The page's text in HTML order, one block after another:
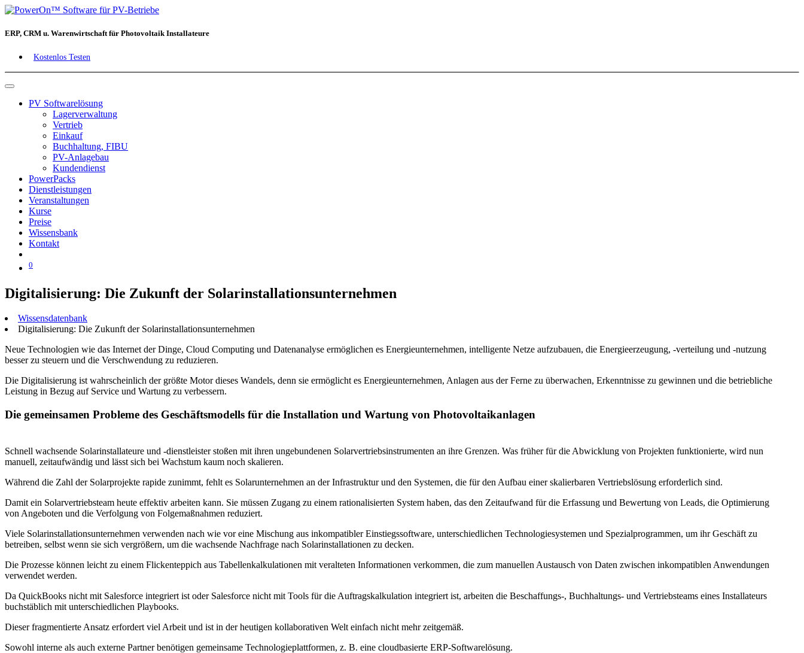
ERP, CRM u. Warenwirtschaft für Photovoltaik Installateure
Kostenlos Testen
PV Softwarelösung
Lagerverwaltung
Vertrieb
Einkauf
Buchhaltung, FIBU
PV-Anlagebau
Kundendienst
PowerPacks
Dienstleistungen
Veranstaltungen
Kurse
Preise
Wissensbank
Kontakt
0
Digitalisierung: Die Zukunft der Solarinstallationsunternehmen
Wissensdatenbank
Digitalisierung: Die Zukunft der Solarinstallationsunternehmen
Neue Technologien wie das Internet der Dinge, Cloud Computing und Datenanalyse ermöglichen es Energieunternehmen, intelligente Netze aufzubauen, die Energieerzeugung, -verteilung und -nutzung
besser zu steuern und die Verschwendung zu reduzieren.
Die Digitalisierung ist wahrscheinlich der größte Motor dieses Wandels, denn sie ermöglicht es Energieunternehmen, Anlagen aus der Ferne zu überwachen, Erkenntnisse zu gewinnen und die betriebliche
Leistung in Bezug auf Service und Wartung zu verbessern.
Die gemeinsamen Probleme des Geschäftsmodells für die Installation und Wartung von Photovoltaikanlagen
Schnell wachsende Solarinstallateure und -dienstleister stoßen mit ihren ungebundenen Solarvertriebsinstrumenten an ihre Grenzen. Was früher für die Abwicklung von Projekten funktionierte, wird nun
manuell, zeitaufwändig und lässt sich bei Wachstum kaum noch skalieren.
Während die Zahl der Solarprojekte rapide zunimmt, fehlt es Solarunternehmen an der Infrastruktur und den Systemen, die für den Aufbau einer skalierbaren Vertriebslösung erforderlich sind.
Damit ein Solarvertriebsteam heute effektiv arbeiten kann. Sie müssen Zugang zu einem rationalisierten System haben, das den Zeitaufwand für die Erfassung und Bewertung von Leads, die Optimierung
von Angeboten und die Verfolgung von Folgemaßnahmen reduziert.
Viele Solarinstallationsunternehmen verwenden nach wie vor eine Mischung aus inkompatibler Einstiegssoftware, unterschiedlichen Technologiesystemen und Spezialprogrammen, um ihr Geschäft zu
betreiben, selbst wenn sie sich vergrößern, um die wachsende Nachfrage nach Solarinstallationen zu decken.
Die Prozesse können leicht zu einem Flickenteppich aus Tabellenkalkulationen mit veralteten Informationen verkommen, die zum manuellen Austausch von Daten zwischen inkompatiblen Anwendungen
verwendet werden.
Da QuickBooks nicht mit Salesforce integriert ist oder Salesforce nicht mit Tools für die Auftragskalkulation integriert ist, arbeiten die Beschaffungs-, Buchhaltungs- und Vertriebsteams eines Installateurs
buchstäblich mit unterschiedlichen Playbooks.
Dieser fragmentierte Ansatz erfordert viel Arbeit und ist in der heutigen kollaborativen Welt einfach nicht mehr zeitgemäß.
Sowohl interne als auch externe Partner benötigen gemeinsame Technologieplattformen, z. B. eine cloudbasierte ERP-Softwarelösung.